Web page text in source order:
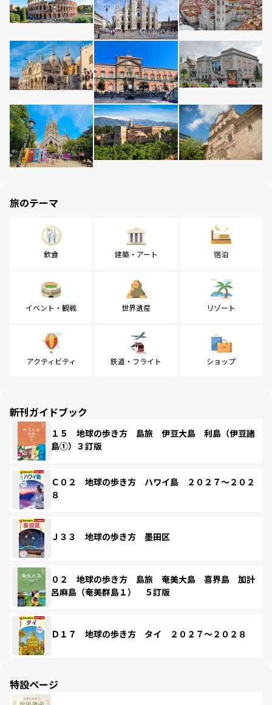
旅のテーマ
飲食 建築・アート 宿泊
イベント・観戦 世界遺産 リゾート
アクティビティ 鉄道・フライト ショップ
新刊ガイドブック
１５ 地球の歩き方 島旅 伊豆大島 利島（伊豆諸
島①）３訂版
Ｃ０２ 地球の歩き方 ハワイ島 ２０２７～２０２
８
Ｊ３３ 地球の歩き方 墨田区
０２ 地球の歩き方 島旅 奄美大島 喜界島 加計
呂麻島（奄美群島１） ５訂版
Ｄ１７ 地球の歩き方 タイ ２０２７～２０２８
特設ページ